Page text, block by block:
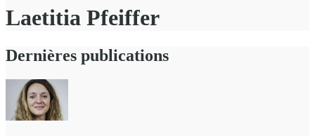
Laetitia Pfeiffer
Dernières publications